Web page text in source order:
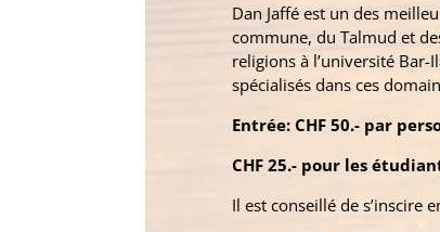
Dan Jaffé est un des
commune, du Talmud et
religions à l’université Bar-
spécialisés dans ces
Entrée: CHF 50.- par
CHF 25.- pour les
Il est conseillé de s’inscire